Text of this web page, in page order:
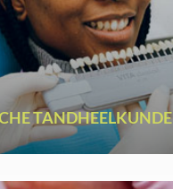
TANDHEELKUNDE